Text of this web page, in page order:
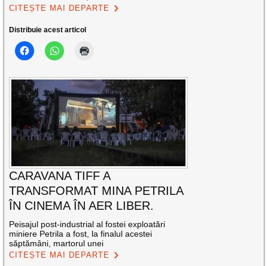
CITEȘTE MAI DEPARTE
Distribuie acest articol
CARAVANA TIFF A
TRANSFORMAT MINA PETRILA
ÎN CINEMA ÎN AER LIBER.
Peisajul post-industrial al fostei exploatări
miniere Petrila a fost, la finalul acestei
săptămâni, martorul unei
CITEȘTE MAI DEPARTE